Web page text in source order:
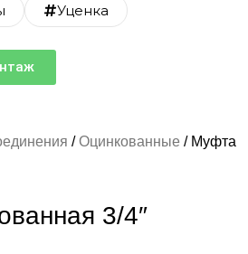
Уценка
Оцинкованные
Муфта
3/4″